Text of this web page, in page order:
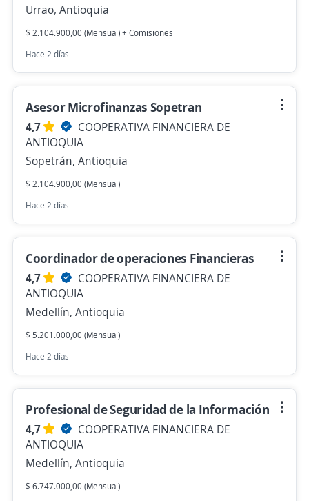
Urrao, Antioquia
$ 2.104.900,00 (Mensual) + Comisiones
Hace 2 días
Asesor Microfinanzas Sopetran
4,7
COOPERATIVA FINANCIERA DE
ANTIOQUIA
Sopetrán, Antioquia
$ 2.104.900,00 (Mensual)
Hace 2 días
Coordinador de operaciones Financieras
4,7
COOPERATIVA FINANCIERA DE
ANTIOQUIA
Medellín, Antioquia
$ 5.201.000,00 (Mensual)
Hace 2 días
Profesional de Seguridad de la Información
4,7
COOPERATIVA FINANCIERA DE
ANTIOQUIA
Medellín, Antioquia
$ 6.747.000,00 (Mensual)